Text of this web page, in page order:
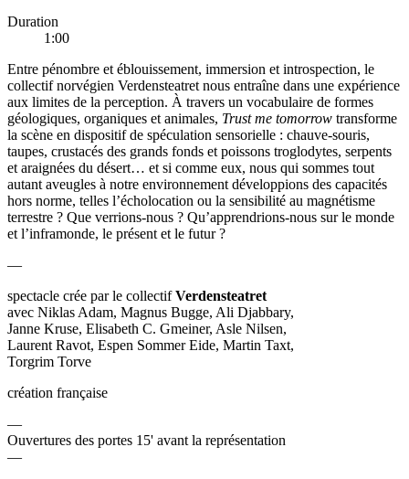
Duration
1:00
Entre pénombre et éblouissement, immersion et introspection, le
collectif norvégien Verdensteatret nous entraîne dans une expérience
aux limites de la perception. À travers un vocabulaire de formes
géologiques, organiques et animales, Trust me tomorrow transforme
la scène en dispositif de spéculation sensorielle : chauve-souris,
taupes, crustacés des grands fonds et poissons troglodytes, serpents
et araignées du désert… et si comme eux, nous qui sommes tout
autant aveugles à notre environnement développions des capacités
hors norme, telles l’écholocation ou la sensibilité au magnétisme
terrestre ? Que verrions-nous ? Qu’apprendrions-nous sur le monde
et l’inframonde, le présent et le futur ?
—
spectacle crée par le collectifVerdensteatret
avec Niklas Adam, Magnus Bugge, Ali Djabbary,
Janne Kruse, Elisabeth C. Gmeiner, Asle Nilsen,
Laurent Ravot, Espen Sommer Eide, Martin Taxt,
Torgrim Torve
création française
—
Ouvertures des portes 15' avant la représentation
—